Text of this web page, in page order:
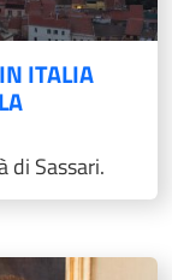
ITALIA
di Sassari.